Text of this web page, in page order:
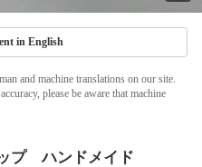
in English
and machine translations on our site.
please be aware that machine
プ ハンドメイド